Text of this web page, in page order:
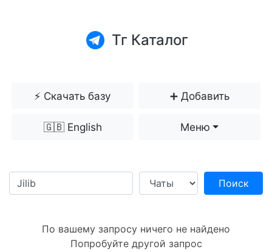
Тг Каталог
⚡️ Скачать базу ➕ Добавить
🇬🇧 English Меню
Поиск
По вашему запросу ничего не найдено
Попробуйте другой запрос